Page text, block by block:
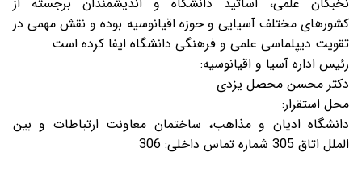
کشورهای مختلف آسیایی و حوزه اقیانوسیه بوده و نقش مهمی در
تقویت دیپلماسی علمی و فرهنگی دانشگاه ایفا کرده است
رئیس اداره آسیا و اقیانوسیه:
دکتر محسن محصل یزدی
محل استقرار:
دانشگاه ادیان و مذاهب، ساختمان معاونت ارتباطات و بین
الملل اتاق 305 شماره تماس داخلی: 306